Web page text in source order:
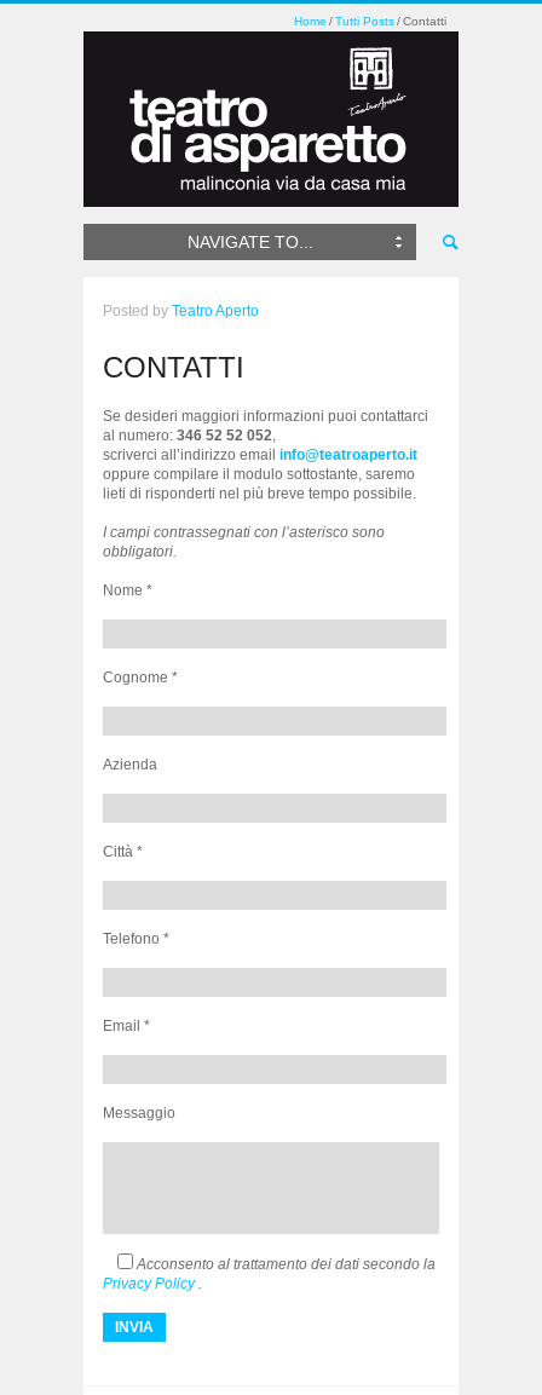
Home Tutti Posts Contatti
NAVIGATE TO...
Posted by Teatro Aperto
CONTATTI
Se desideri maggiori informazioni puoi contattarci
al numero: 346 52 52 052,
scriverci all’indirizzo email info@teatroaperto.it
oppure compilare il modulo sottostante, saremo
lieti di risponderti nel più breve tempo possibile.
I campi contrassegnati con l’asterisco sono
obbligatori.
Nome *
Cognome *
Azienda
Città *
Telefono *
Email *
Messaggio
Acconsento al trattamento dei dati secondo la
Privacy Policy.